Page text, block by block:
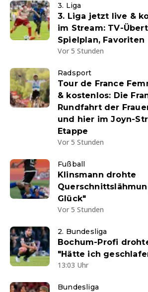
3. Liga
3. Liga jetzt live &
im Stream: TV-
Spielplan, Favoriten
Vor 5 Stunden
Radsport
Tour de France
& kostenlos: Die
Rundfahrt der
und hier im Joyn-
Etappe
Vor 5 Stunden
Fußball
Klinsmann drohte
Glück"
Vor 5 Stunden
2. Bundesliga
Bochum-Profi
"Hätte ich
13:03 Uhr
Bundesliga